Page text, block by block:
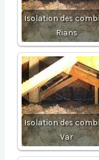
Isolation des
Rians
Isolation des
Var